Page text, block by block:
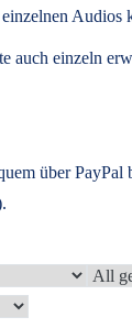
auch einzeln
über